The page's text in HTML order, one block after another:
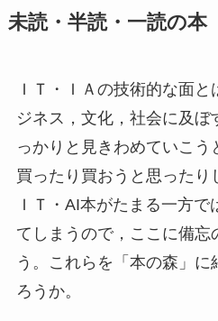
未読・半読・一読の
ＩＴ・ＩＡの技術的な面
ジネス，文化，社会に及ぼ
っかりと見きわめていこう
買ったり買おうと思ったり
ＩＴ・AI本がたまる一方
てしまうので，ここに備忘
う。これらを「本の森」
ろうか。